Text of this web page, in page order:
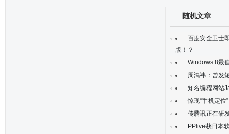
随机文章
百度安全卫士
版！？
Windows 8最
周鸿祎：曾发
知名编程网站
惊现“手机定位
传腾讯正在研
PPlive获日本